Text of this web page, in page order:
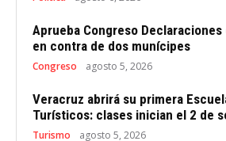
Aprueba Congreso
en contra de dos munícipes
Congreso agosto 5, 2026
Veracruz abrirá su primera
Turísticos: clases inician el 2 de
Turismo agosto 5, 2026